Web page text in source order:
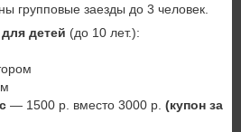
групповые заезды до 3 человек.
детей (до 10 лет.):
— 1500 р. вместо 3000 р. (купон за